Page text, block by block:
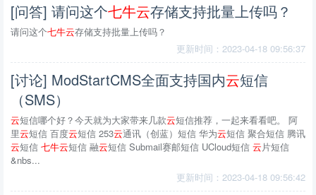
[问答] 请问这个七牛云存储支持批量上传吗？
请问这个七牛云存储支持批量上传吗？
更新时间：2023-04-18 09:56:37
[讨论] ModStartCMS全面支持国内云短信
（SMS）
云短信哪个好？今天就为大家带来几款云短信推荐，一起来看看吧。 阿
里云短信 百度云短信 253云通讯（创蓝）短信 华为云短信 聚合短信 腾讯
云短信 七牛云短信 融云短信 Submail赛邮短信 UCloud短信 云片短信
&nbs...
更新时间：2023-04-18 09:56:42